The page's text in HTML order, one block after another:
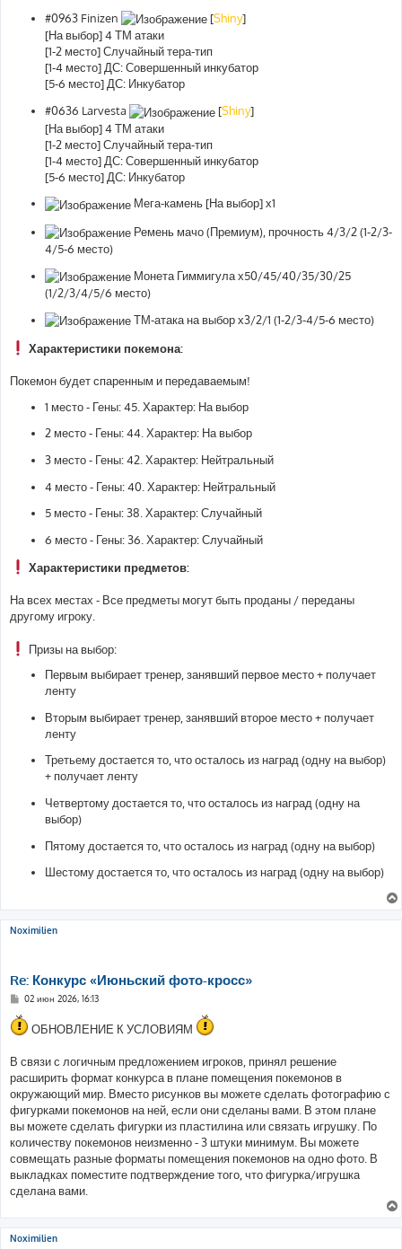
#0963 Finizen
[Shiny]
[На выбор] 4 ТМ атаки
[1-2 место] Случайный тера-тип
[1-4 место] ДС: Совершенный инкубатор
[5-6 место] ДС: Инкубатор
#0636 Larvesta
[Shiny]
[На выбор] 4 ТМ атаки
[1-2 место] Случайный тера-тип
[1-4 место] ДС: Совершенный инкубатор
[5-6 место] ДС: Инкубатор
Мега-камень [На выбор] х1
Ремень мачо (Премиум), прочность 4/3/2 (1-2/3-
4/5-6 место)
Монета Гиммигула х50/45/40/35/30/25
(1/2/3/4/5/6 место)
ТМ-атака на выбор х3/2/1 (1-2/3-4/5-6 место)
Характеристики покемона:
Покемон будет спаренным и передаваемым!
1 место - Гены: 45. Характер: На выбор
2 место - Гены: 44. Характер: На выбор
3 место - Гены: 42. Характер: Нейтральный
4 место - Гены: 40. Характер: Нейтральный
5 место - Гены: 38. Характер: Случайный
6 место - Гены: 36. Характер: Случайный
Характеристики предметов:
На всех местах - Все предметы могут быть проданы / переданы
другому игроку.
Призы на выбор:
Первым выбирает тренер, занявший первое место + получает
ленту
Вторым выбирает тренер, занявший второе место + получает
ленту
Третьему достается то, что осталось из наград (одну на выбор)
+ получает ленту
Четвертому достается то, что осталось из наград (одну на
выбор)
Пятому достается то, что осталось из наград (одну на выбор)
Шестому достается то, что осталось из наград (одну на выбор)
Noximilien
Re: Конкурс «Июньский фото-кросс»
С
о
б
н
е
02 июн 2026, 16:13
ОБНОВЛЕНИЕ К УСЛОВИЯМ
В связи с логичным предложением игроков, принял решение
расширить формат конкурса в плане помещения покемонов в
окружающий мир. Вместо рисунков вы можете сделать фотографию с
фигурками покемонов на ней, если они сделаны вами. В этом плане
вы можете сделать фигурки из пластилина или связать игрушку. По
количеству покемонов неизменно - 3 штуки минимум. Вы можете
совмещать разные форматы помещения покемонов на одно фото. В
выкладках поместите подтверждение того, что фигурка/игрушка
сделана вами.
Noximilien